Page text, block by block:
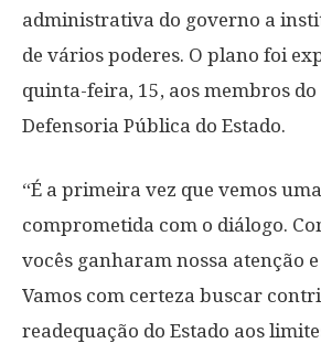
administrativa do governo a
de vários poderes. O plano foi
quinta-feira, 15, aos membros do
Defensoria Pública do Estado.
“É a primeira vez que vemos
comprometida com o diálogo.
vocês ganharam nossa atenção
Vamos com certeza buscar
readequação do Estado aos